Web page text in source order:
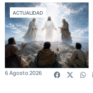
ACTUALIDAD
6 Agosto 2026